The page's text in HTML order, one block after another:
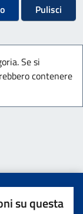
Pulisci
Se si
contenere
su questa